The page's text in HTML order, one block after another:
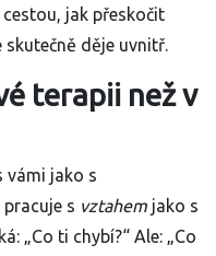
jak přeskočit
děje uvnitř.
terapii než v
vámi jako s
s vztahem jako s
„Co ti chybí?“ Ale: „Co